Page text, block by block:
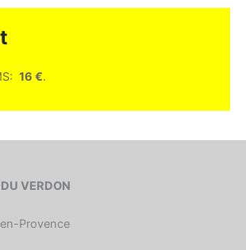
16 €.
VERDON
Provence